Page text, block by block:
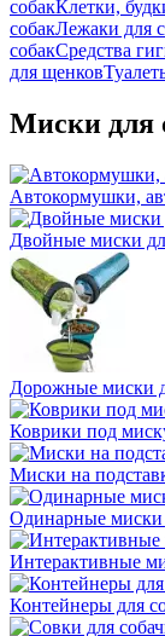
собакКлетки,
собакЛежаки для
собакСредства
для щенков
Миски для
Автокормушки,
Двойные миски
Дорожные миски
Коврики под
Миски на
Одинарные миски
Интерактивные
Контейнеры для